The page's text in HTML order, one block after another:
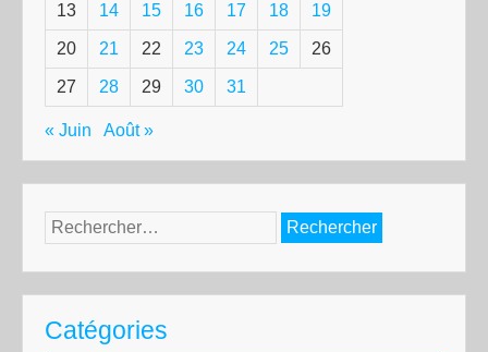
13 14 15 16 17 18 19
20 21 22 23 24 25 26
27 28 29 30 31
« Juin Août »
Rechercher :
Catégories